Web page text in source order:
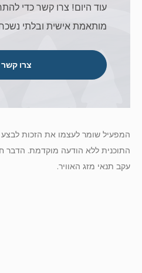
עוד היום! צרו קשר כדי
מותאמת אישית ובלתי
צרו קשר
המפעיל שומר לעצמו את הזכות לבצע
התוכנית ללא הודעה מוקדמת. הדבר
עקב תנאי מזג האוויר.